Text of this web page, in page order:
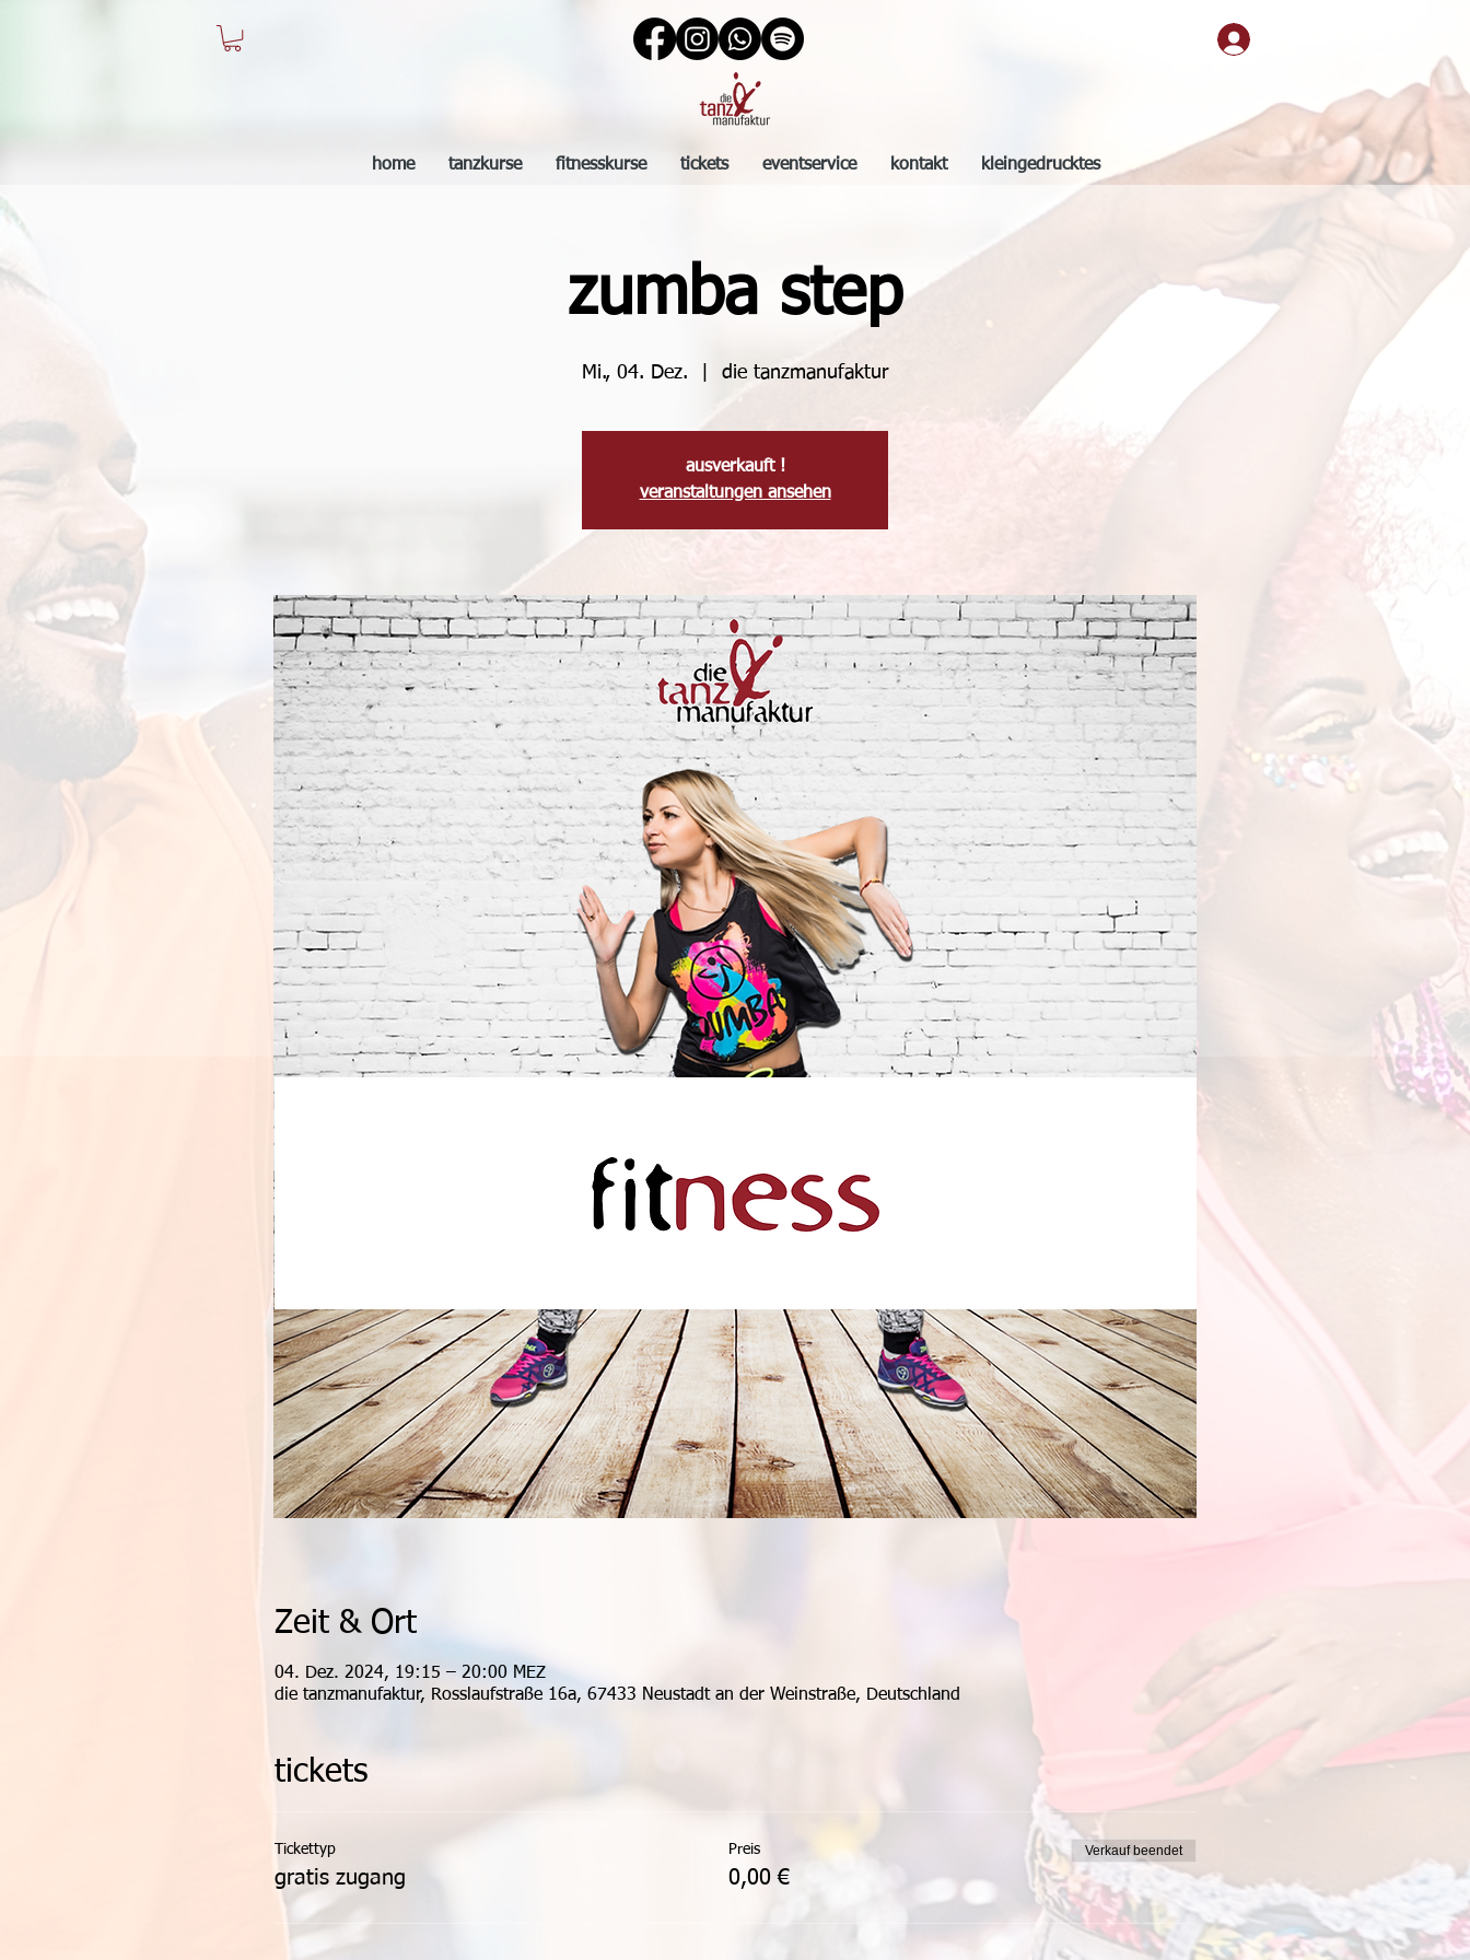
home tanzkurse fitnesskurse tickets eventservice kontakt kleingedrucktes
zumba step
Mi., 04. Dez. die tanzmanufaktur
ausverkauft !
veranstaltungen ansehen
Zeit & Ort
04. Dez. 2024, 19:15 – 20:00 MEZ
die tanzmanufaktur, Rosslaufstraße 16a, 67433 Neustadt an der Weinstraße, Deutschland
tickets
Tickettyp
gratis zugang
Preis
0,00 €
Verkauf beendet